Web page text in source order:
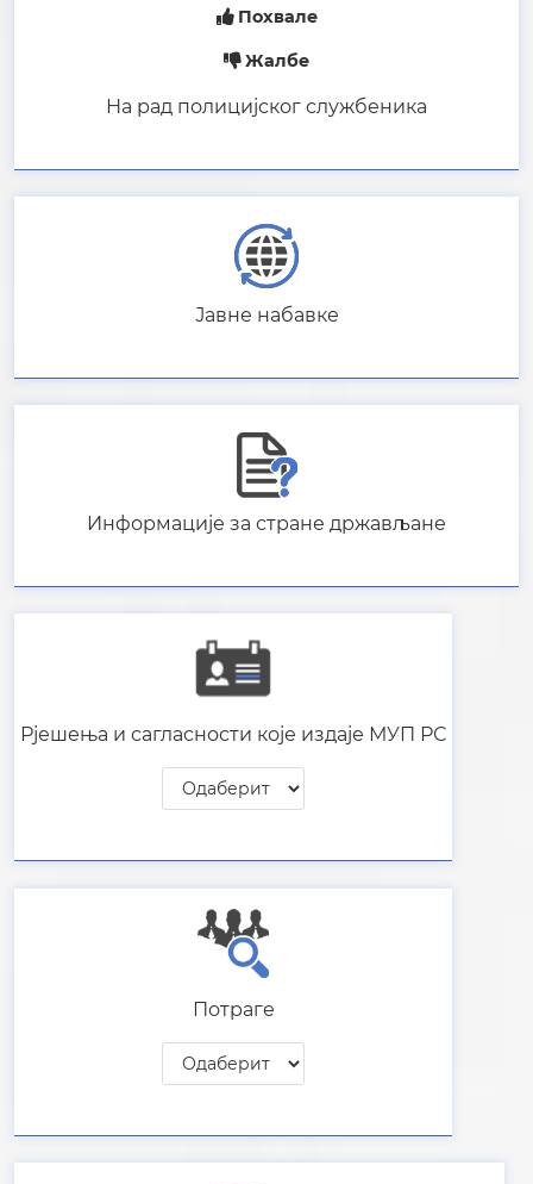
Похвале
Жалбе
На рад полицијског службеника
Јавне набавке
Информације за стране држављане
Рјешења и сагласности које издаје МУП РС
Потраге